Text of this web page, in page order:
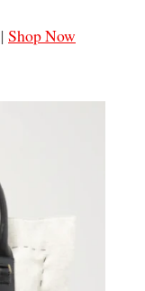
| Shop Now